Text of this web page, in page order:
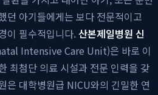
던 아기들에게는 보다 전문적이고
이 필수적입니다. 산본제일병원 신
Intensive Care Unit)은 바로 이
최첨단 의료 시설과 전문 인력을 갖
은 대학병원급 NICU와의 긴밀한 연